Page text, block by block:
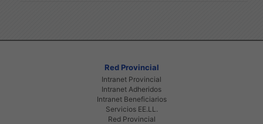
Red Provincial
Intranet Provincial
Intranet Adheridos
Intranet Beneficiarios
Servicios EE.LL.
Red Provincial